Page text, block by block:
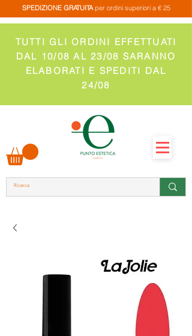
SPEDIZIONE GRATUITAper ordini superiori a € 25
TUTTI GLI ORDINI EFFETTUATI
DAL 10/08 AL 23/08 SARANNO
ELABORATI E SPEDITI DAL
24/08